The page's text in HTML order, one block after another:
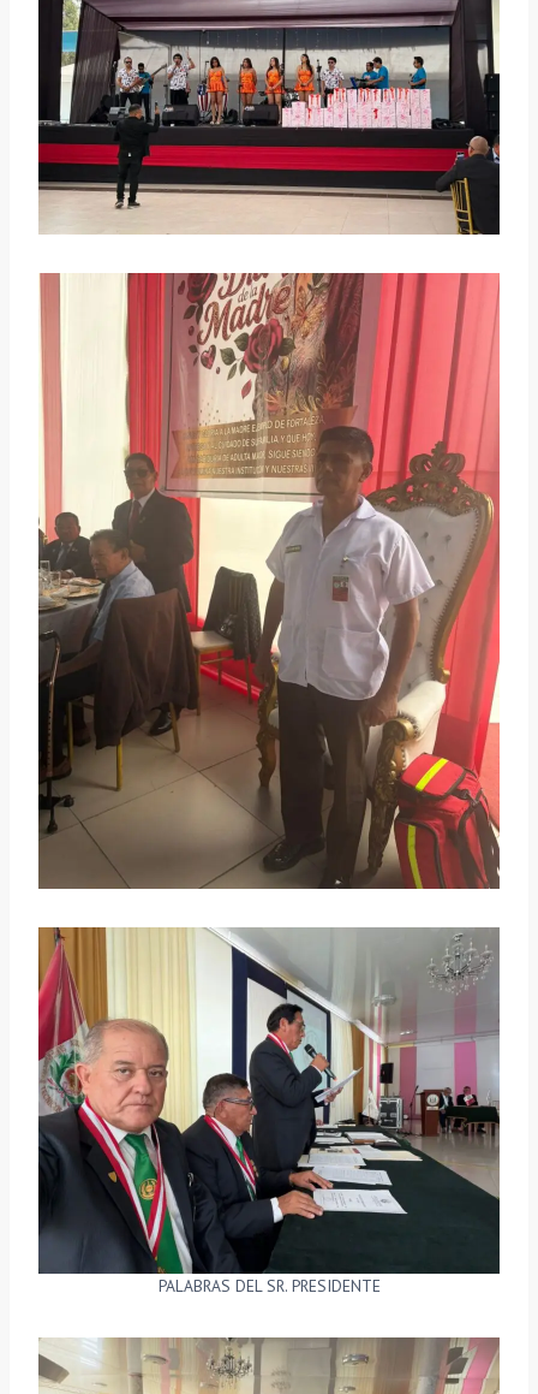
PALABRAS DEL SR. PRESIDENTE